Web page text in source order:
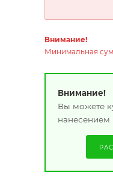
Внимание!
Минимальная
Внимание!
Вы можете
нанесением